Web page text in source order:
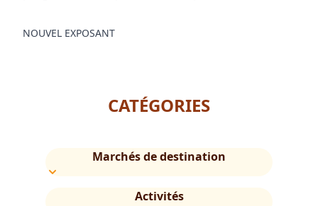
NOUVEL EXPOSANT
CATÉGORIES
Marchés de destination
Activités